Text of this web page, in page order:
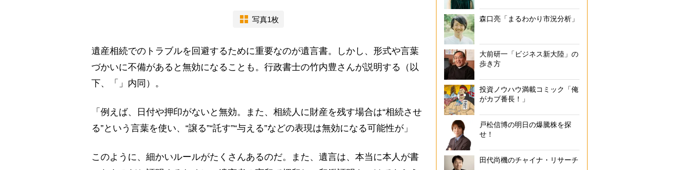
写真1枚
遺産相続でのトラブルを回避するために重要なのが遺言書。しかし、形式や言葉
づかいに不備があると無効になることも。行政書士の竹内豊さんが説明する（以
下、「」内同）。
「例えば、日付や押印がないと無効。また、相続人に財産を残す場合は“相続させ
る”という言葉を使い、“譲る”“託す”“与える”などの表現は無効になる可能性が」
このように、細かいルールがたくさんあるのだ。また、遺言は、本当に本人が書
森口亮「まるわかり市況分析」
大前研一「ビジネス新大陸」の
歩き方
投資ノウハウ満載コミック「俺
がカブ番長！」
戸松信博の明日の爆騰株を探
せ！
田代尚機のチャイナ・リサーチ